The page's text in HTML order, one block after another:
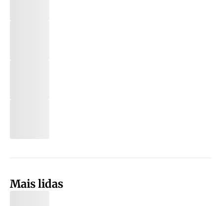
Mais lidas